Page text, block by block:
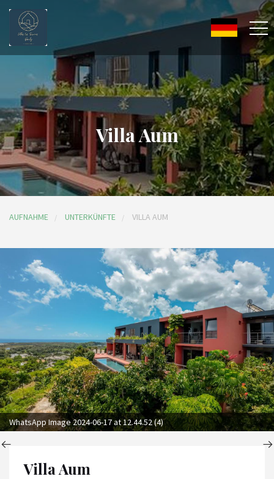
Villa Aum
AUFNAHME UNTERKÜNFTE VILLA AUM
WhatsApp Image 2024-06-17 at 12.44.52 (4)
Villa Aum